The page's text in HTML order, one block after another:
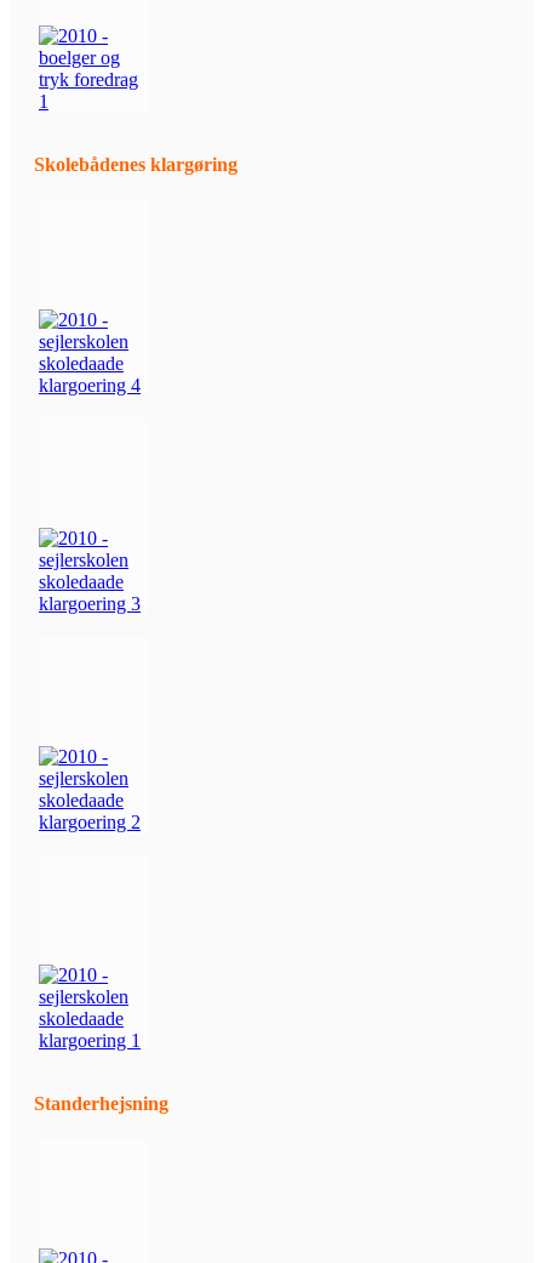
Skolebådenes klargøring
Standerhejsning